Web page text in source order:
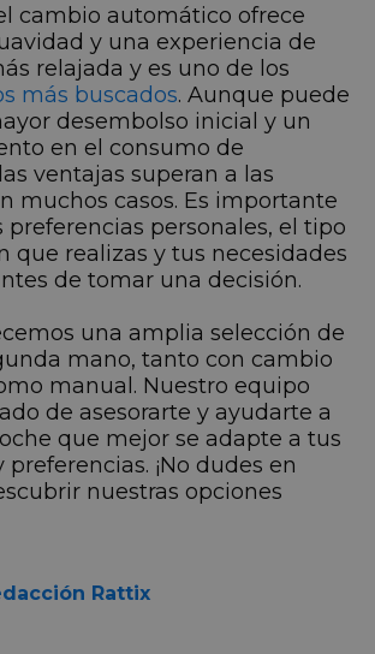
cambio automático ofrece
y una experiencia de
relajada y es uno de los
más buscados. Aunque puede
desembolso inicial y un
en el consumo de
ventajas superan a las
muchos casos. Es importante
preferencias personales, el tipo
que realizas y tus necesidades
de tomar una decisión.
una amplia selección de
mano, tanto con cambio
manual. Nuestro equipo
de asesorarte y ayudarte a
que mejor se adapte a tus
¡No dudes en
nuestras opciones
Rattix